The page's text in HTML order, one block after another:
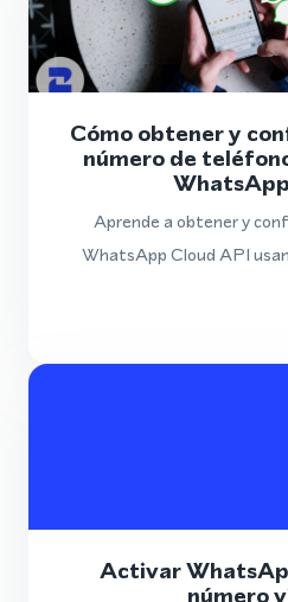
Cómo obtener y
número de
Aprende a obtener y
WhatsApp Cloud API
Activar
número